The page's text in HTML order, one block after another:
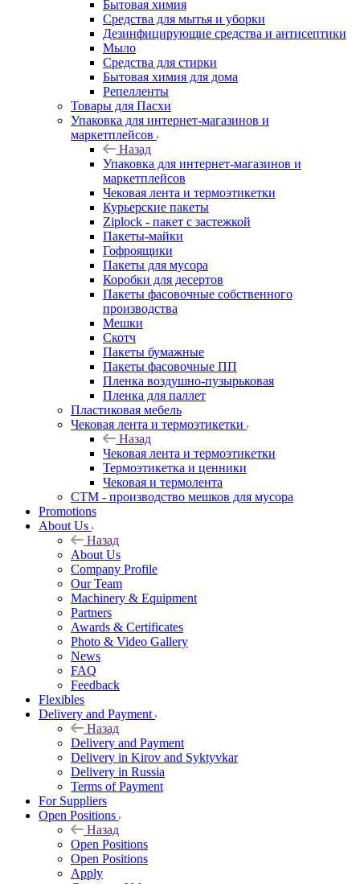
Бытовая химия
Средства для мытья и уборки
Дезинфицирующие средства и антисептики
Мыло
Средства для стирки
Бытовая химия для дома
Репелленты
Товары для Пасхи
Упаковка для интернет-магазинов и
маркетплейсов
Назад
Упаковка для интернет-магазинов и
маркетплейсов
Чековая лента и термоэтикетки
Курьерские пакеты
Ziplock - пакет с застежкой
Пакеты-майки
Гофроящики
Пакеты для мусора
Коробки для десертов
Пакеты фасовочные собственного
производства
Мешки
Скотч
Пакеты бумажные
Пакеты фасовочные ПП
Пленка воздушно-пузырьковая
Пленка для паллет
Пластиковая мебель
Чековая лента и термоэтикетки
Назад
Чековая лента и термоэтикетки
Термоэтикетка и ценники
Чековая и термолента
СТМ - производство мешков для мусора
Promotions
About Us
Назад
About Us
Company Profile
Our Team
Machinery & Equipment
Partners
Awards & Certificates
Photo & Video Gallery
News
FAQ
Feedback
Flexibles
Delivery and Payment
Назад
Delivery and Payment
Delivery in Kirov and Syktyvkar
Delivery in Russia
Terms of Payment
For Suppliers
Open Positions
Назад
Open Positions
Open Positions
Apply